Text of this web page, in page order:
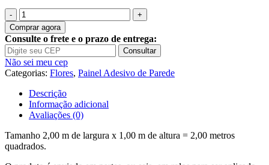
Quantidade
de
Painel
Adesivo
Flores
Rosas
Flor
P25
Comprar agora
Consulte o frete e o prazo de entrega:
Consultar
Não sei meu cep
Categorias: Flores, Painel Adesivo de Parede
Descrição
Informação adicional
Avaliações (0)
Tamanho 2,00 m de largura x 1,00 m de altura = 2,00 metros
quadrados.